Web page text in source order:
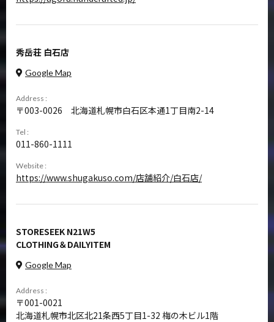
秀岳荘 白石店
Google Map
Address :
003-0026 北海道札幌市白石区本通1丁目南2-14
Tel :
011-860-1111
Website :
https://www.shugakuso.com/店舗紹介/白石店/
STORESEEK N21W5
CLOTHING＆DAILYITEM
Google Map
Address :
001-0021
北海道札幌市北区北21条西5丁目1-32 梅の木ビル1階